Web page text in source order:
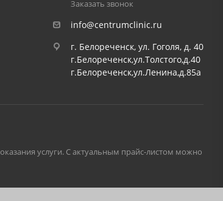
Заказать звонок
info@centrumclinic.ru
г. Белореченск, ул. Гоголя, д. 40
г.Белореченск,ул.Толстого,д.40
г.Белореченск,ул.Ленина,д.85а
услуги. С актуальным прайс-листом можно